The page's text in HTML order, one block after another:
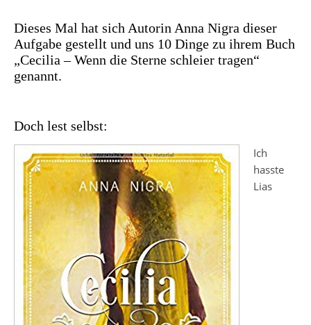
Dieses Mal hat sich Autorin Anna Nigra dieser
Aufgabe gestellt und uns 10 Dinge zu ihrem Buch
„Cecilia – Wenn die Sterne schleier tragen“
genannt.
Doch lest selbst:
Ich
hasste
Lias